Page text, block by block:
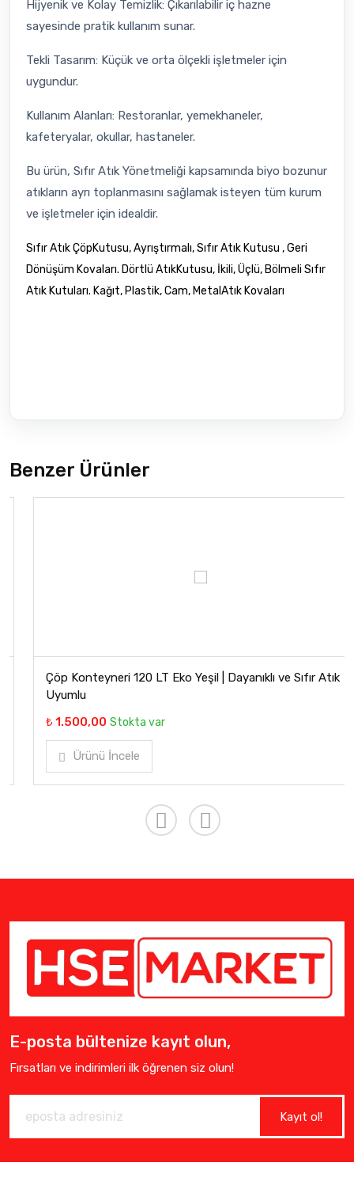
Hijyenik ve Kolay Temizlik: Çıkarılabilir iç hazne
sayesinde pratik kullanım sunar.
Tekli Tasarım: Küçük ve orta ölçekli işletmeler için
uygundur.
Kullanım Alanları: Restoranlar, yemekhaneler,
kafeteryalar, okullar, hastaneler.
Bu ürün, Sıfır Atık Yönetmeliği kapsamında biyo bozunur
atıkların ayrı toplanmasını sağlamak isteyen tüm kurum
ve işletmeler için idealdir.
Sıfır Atık ÇöpKutusu, Ayrıştırmalı, Sıfır Atık Kutusu , Geri
Dönüşüm Kovaları. Dörtlü AtıkKutusu, İkili, Üçlü, Bölmeli Sıfır
Atık Kutuları. Kağıt, Plastik, Cam, MetalAtık Kovaları
Benzer Ürünler
Çöp Konteyneri 120 LT Eko Yeşil | Dayanıklı ve Sıfır Atık
Uyumlu
₺ 1.500,00 Stokta var
Ürünü İncele
E-posta bültenize kayıt olun,
Fırsatları ve indirimleri ilk öğrenen siz olun!
Kayıt ol!